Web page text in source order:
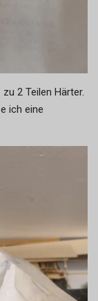
2 Teilen Härter.
ich eine